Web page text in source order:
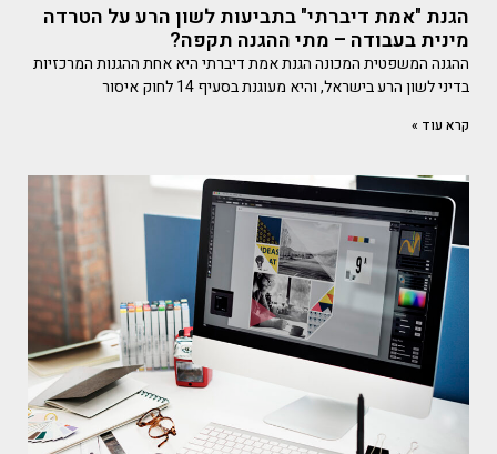
הגנת "אמת דיברתי" בתביעות לשון הרע על הטרדה
מינית בעבודה – מתי ההגנה תקפה?
ההגנה המשפטית המכונה הגנת אמת דיברתי היא אחת ההגנות המרכזיות
בדיני לשון הרע בישראל, והיא מעוגנת בסעיף 14 לחוק איסור
קרא עוד »